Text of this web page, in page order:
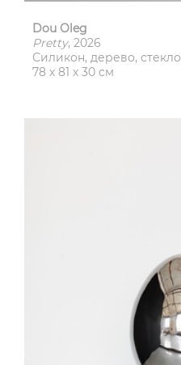
Dou Oleg
Pretty, 2026
Силикон, дерево, стекло
78 х 81 х 30 см